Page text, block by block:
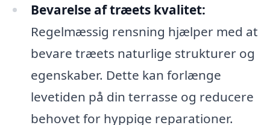
Bevarelse af træets kvalitet:
Regelmæssig rensning hjælper med at
bevare træets naturlige strukturer og
egenskaber. Dette kan forlænge
levetiden på din terrasse og reducere
behovet for hyppige reparationer.